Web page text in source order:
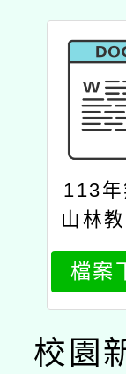
113年
山林
師生
活
檔案
校園